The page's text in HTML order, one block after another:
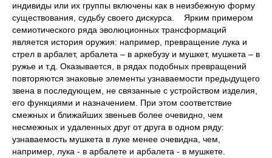
индивиды или их группы включены как в неизбежную форму
существования, судьбу своего дискурса. Ярким примером
семиотического ряда эволюционных трансформаций
является история оружия: например, превращение лука и
стрел в арбалет, арбалета – в аркебузу и мушкет, мушкета – в
ружье и т.д. Оказывается, в рядах подобных превращений
повторяются знаковые элементы узнаваемости предыдущего
звена в последующем, не связанные с устройством изделия,
его функциями и назначением. При этом соответствие
смежных и ближайших звеньев более очевидно, чем
несмежных и удаленных друг от друга в одном ряду:
узнаваемость мушкета в луке менее очевидна, чем,
например, лука - в арбалете и арбалета - в мушкете.